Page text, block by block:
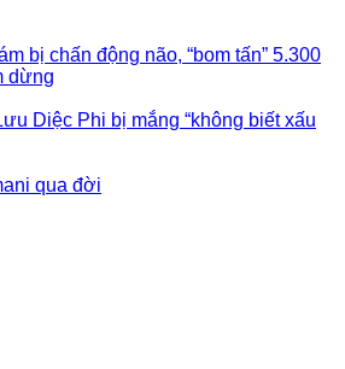
bị chấn động não, “bom tấn” 5.300
dừng
Diệc Phi bị mắng “không biết xấu
qua đời